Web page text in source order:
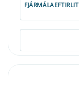
FJÁRMÁLAEFTIRLIT